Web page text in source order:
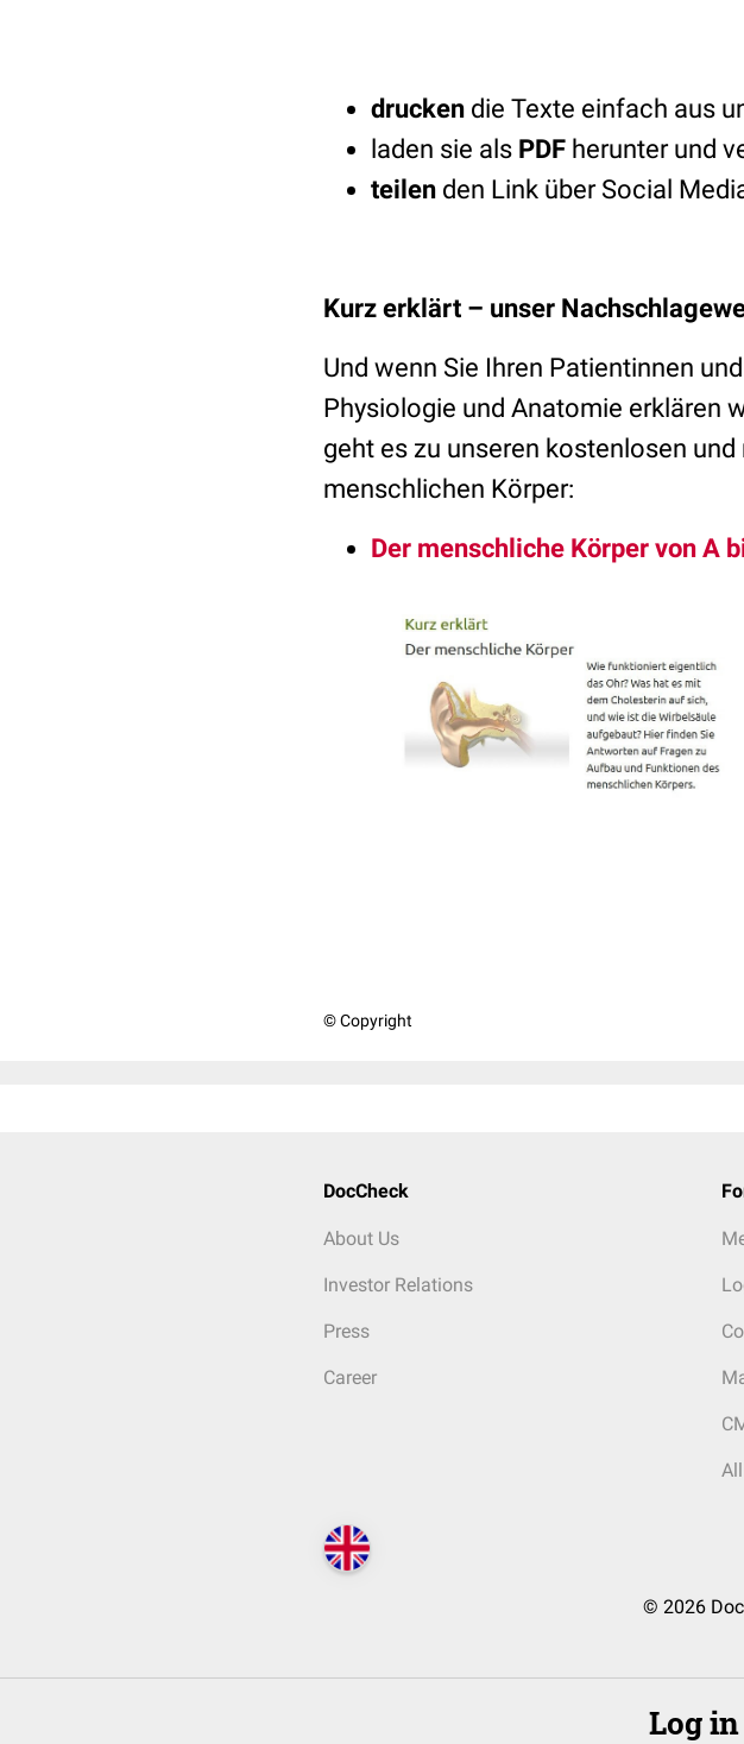
drucken die Texte einfach aus
laden sie als PDF herunter und
teilen den Link über Social
Kurz erklärt – unser
Und wenn Sie Ihren Patientinnen
Physiologie und Anatomie erklären
geht es zu unseren kostenlosen
menschlichen Körper:
Der menschliche Körper von A
© Copyright
DocCheck
About Us
Investor Relations
Press
Career
© 2026
Log